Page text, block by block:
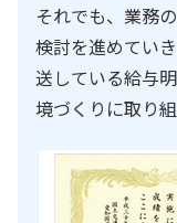
それでも、業務
検討を進めてい
送している給与
境づくりに取り